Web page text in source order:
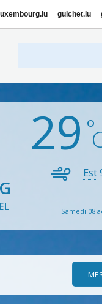
luxembourg.lu guichet.lu
29
Est
Samedi 08